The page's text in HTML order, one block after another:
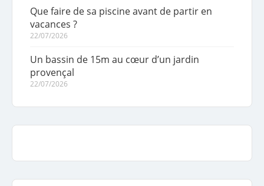
Que faire de sa piscine avant de partir en
vacances ?
22/07/2026
Un bassin de 15m au cœur d’un jardin
provençal
22/07/2026